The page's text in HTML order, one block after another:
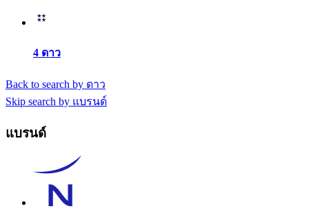
4 ดาว
Back to search by ดาว
Skip search by แบรนด์
แบรนด์